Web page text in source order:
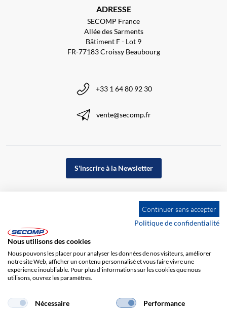
ADRESSE
SECOMP France
Allée des Sarments
Bâtiment F - Lot 9
FR-77183 Croissy Beaubourg
+33 1 64 80 92 30
vente@secomp.fr
S'inscrire à la Newsletter
Impression Responsabilité
Continuer sans accepter
Politique de confidentialité
Nous utilisons des cookies
Nous pouvons les placer pour analyser les données de nos visiteurs, améliorer
notre site Web, afficher un contenu personnalisé et vous faire vivre une
expérience inoubliable. Pour plus d'informations sur les cookies que nous
utilisons, ouvrez les paramètres.
Nécessaire Performance